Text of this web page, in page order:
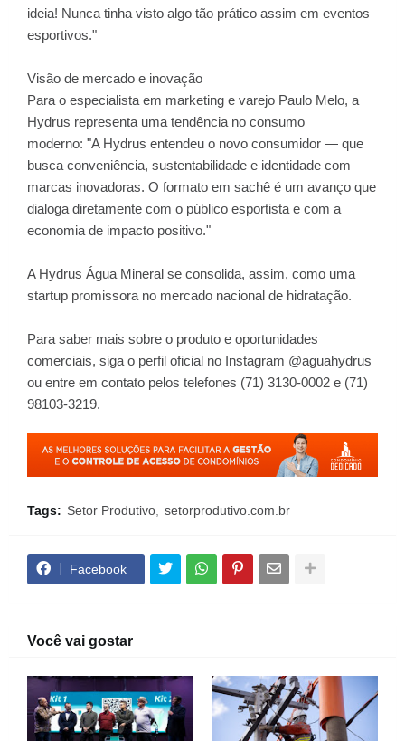
ideia! Nunca tinha visto algo tão prático assim em eventos
esportivos."
Visão de mercado e inovação
Para o especialista em marketing e varejo Paulo Melo, a
Hydrus representa uma tendência no consumo
moderno: "A Hydrus entendeu o novo consumidor — que
busca conveniência, sustentabilidade e identidade com
marcas inovadoras. O formato em sachê é um avanço que
dialoga diretamente com o público esportista e com a
economia de impacto positivo."
A Hydrus Água Mineral se consolida, assim, como uma
startup promissora no mercado nacional de hidratação.
Para saber mais sobre o produto e oportunidades
comerciais, siga o perfil oficial no Instagram @aguahydrus
ou entre em contato pelos telefones (71) 3130-0002 e (71)
98103-3219.
Tags: Setor Produtivo setorprodutivo.com.br
Facebook
Você vai gostar